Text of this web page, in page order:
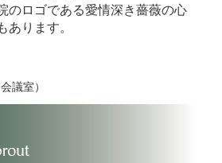
のロゴである愛情深き薔薇の心
あります。
議室）